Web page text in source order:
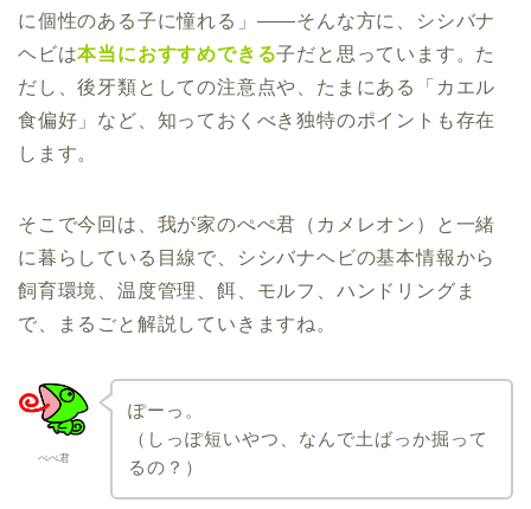
に個性のある子に憧れる」――そんな方に、シシバナ
ヘビは本当におすすめできる子だと思っています。た
だし、後牙類としての注意点や、たまにある「カエル
食偏好」など、知っておくべき独特のポイントも存在
します。
そこで今回は、我が家のぺぺ君（カメレオン）と一緒
に暮らしている目線で、シシバナヘビの基本情報から
飼育環境、温度管理、餌、モルフ、ハンドリングま
で、まるごと解説していきますね。
ぺぺ君
ぽーっ。
（しっぽ短いやつ、なんで土ばっか掘って
るの？）